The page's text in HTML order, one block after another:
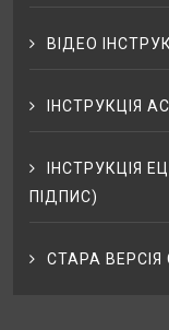
ВІДЕО
ІНСТРУКЦІЯ
ІНСТРУКЦІЯ
ПІДПИС)
СТАРА ВЕРСІЯ